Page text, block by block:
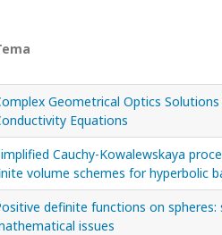
Geometrical Optics
Equations
Cauchy-Kowalewskaya
volume schemes for hyperbolic
definite functions on
issues